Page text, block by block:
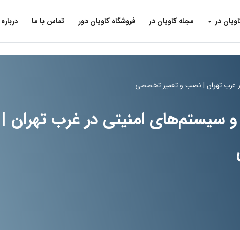
در مجله کاویان در فروشگاه کاویان دور تماس با ما
غرب تهران | نصب و تعمیر تخصصی
سیستم‌های امنیتی در غرب تهران |